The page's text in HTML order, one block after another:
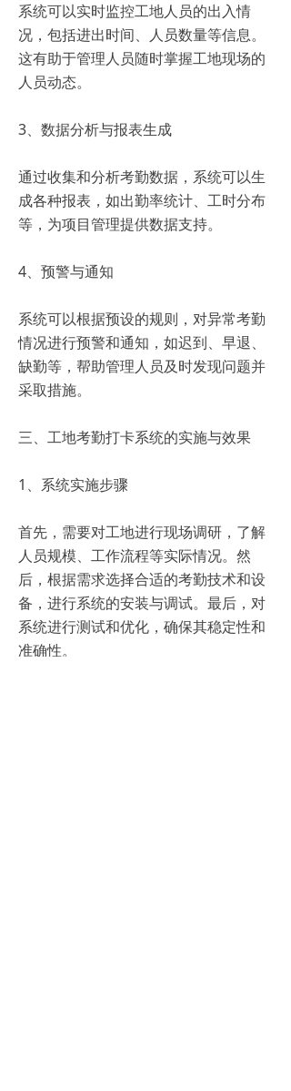
系统可以实时监控工地人员的出入情
况，包括进出时间、人员数量等信息。
这有助于管理人员随时掌握工地现场的
人员动态。
3、数据分析与报表生成
通过收集和分析考勤数据，系统可以生
成各种报表，如出勤率统计、工时分布
等，为项目管理提供数据支持。
4、预警与通知
系统可以根据预设的规则，对异常考勤
情况进行预警和通知，如迟到、早退、
缺勤等，帮助管理人员及时发现问题并
采取措施。
三、工地考勤打卡系统的实施与效果
1、系统实施步骤
首先，需要对工地进行现场调研，了解
人员规模、工作流程等实际情况。然
后，根据需求选择合适的考勤技术和设
备，进行系统的安装与调试。最后，对
系统进行测试和优化，确保其稳定性和
准确性。